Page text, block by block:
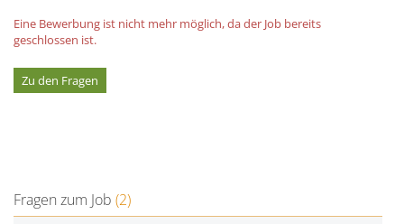
Eine Bewerbung ist nicht mehr möglich, da der Job bereits
geschlossen ist.
Zu den Fragen
Fragen zum Job (2)